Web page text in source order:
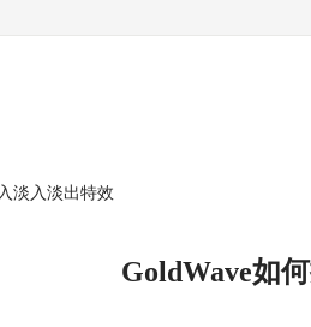
淡入淡出特效
GoldWave如